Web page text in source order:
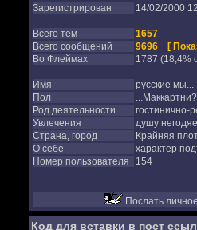
Зарегистрирован 14/02/2000
Всего тем
1657
Всего сообщений
9696
[
Во Флеймах
1787 (18,4%
Имя
русские мы...
Пол
...Маккартни?
Род деятельности
гостинично-
Увлечения
душу
Страна, город
Крайняя
О себе
характер
Номер пользователя
154
Послать
Код для вставки в пост